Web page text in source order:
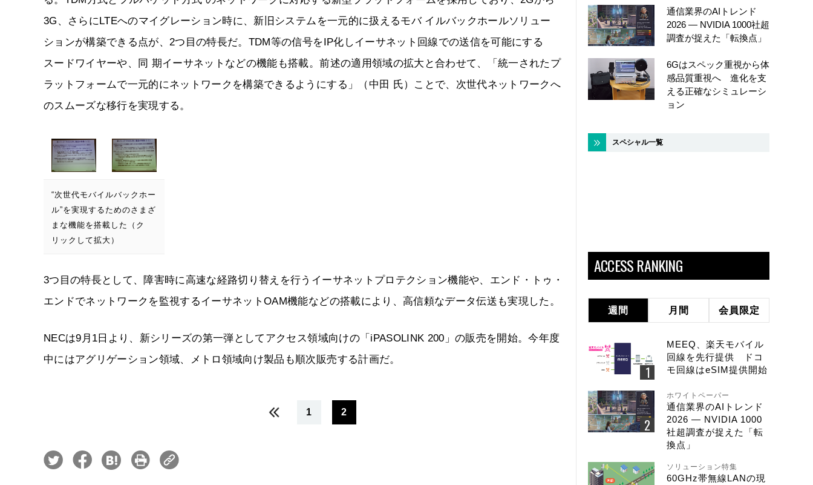
3G、さらにLTEへのマイグレーション時に、新旧システムを一元的に扱えるモバ イルバックホールソリュー
ションが構築できる点が、2つ目の特長だ。TDM等の信号をIP化しイーサネット回線での送信を可能にする
スードワイヤーや、同 期イーサネットなどの機能も搭載。前述の適用領域の拡大と合わせて、「統一されたプ
ラットフォームで一元的にネットワークを構築できるようにする」（中田 氏）ことで、次世代ネットワークへ
のスムーズな移行を実現する。
“次世代モバイルバックホー
ル”を実現するためのさまざ
まな機能を搭載した（ク
リックして拡大）
3つ目の特長として、障害時に高速な経路切り替えを行うイーサネットプロテクション機能や、エンド・トゥ・
エンドでネットワークを監視するイーサネットOAM機能などの搭載により、高信頼なデータ伝送も実現した。
NECは9月1日より、新シリーズの第一弾としてアクセス領域向けの「iPASOLINK 200」の販売を開始。今年度
中にはアグリゲーション領域、メトロ領域向け製品も順次販売する計画だ。
1 2
通信業界のAIトレンド
2026 ― NVIDIA 1000社超
調査が捉えた「転換点」
6Gはスペック重視から体
感品質重視へ 進化を支
える正確なシミュレーシ
ョン
スペシャル一覧
ACCESS RANKING
週間 月間 会員限定
MEEQ、楽天モバイル
回線を先行提供 ドコ
モ回線はeSIM提供開始
ホワイトペーパー
通信業界のAIトレンド
2026 ― NVIDIA 1000
社超調査が捉えた「転
換点」
ソリューション特集
60GHz帯無線LANの現